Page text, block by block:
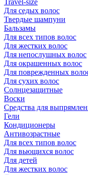
Travel-size
Для седых волос
Твердые шампуни
Бальзамы
Для всех типов волос
Для жестких волос
Для непослушных волос
Для окрашенных волос
Для поврежденных
Для сухих волос
Солнцезащитные
Воски
Средства для
Гели
Кондиционеры
Антивозрастные
Для всех типов волос
Для вьющихся волос
Для детей
Для жестких волос